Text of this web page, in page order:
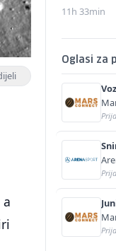
11h 33min
Oglasi za